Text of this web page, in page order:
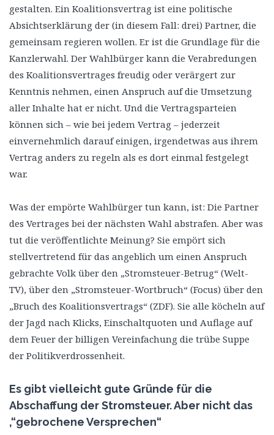
gestalten. Ein Koalitionsvertrag ist eine politische
Absichtserklärung der (in diesem Fall: drei) Partner, die
gemeinsam regieren wollen. Er ist die Grundlage für die
Kanzlerwahl. Der Wahlbürger kann die Verabredungen
des Koalitionsvertrages freudig oder verärgert zur
Kenntnis nehmen, einen Anspruch auf die Umsetzung
aller Inhalte hat er nicht. Und die Vertragsparteien
können sich – wie bei jedem Vertrag – jederzeit
einvernehmlich darauf einigen, irgendetwas aus ihrem
Vertrag anders zu regeln als es dort einmal festgelegt
war.
Was der empörte Wahlbürger tun kann, ist: Die Partner
des Vertrages bei der nächsten Wahl abstrafen. Aber was
tut die veröffentlichte Meinung? Sie empört sich
stellvertretend für das angeblich um einen Anspruch
gebrachte Volk über den „Stromsteuer-Betrug“ (Welt-
TV), über den „Stromsteuer-Wortbruch“ (Focus) über den
„Bruch des Koalitionsvertrags“ (ZDF). Sie alle köcheln auf
der Jagd nach Klicks, Einschaltquoten und Auflage auf
dem Feuer der billigen Vereinfachung die trübe Suppe
der Politikverdrossenheit.
Es gibt vielleicht gute Gründe für die
Abschaffung der Stromsteuer. Aber nicht das
‚“gebrochene Versprechen“